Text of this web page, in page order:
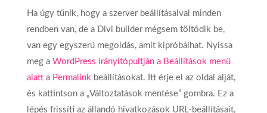
Ha úgy tűnik, hogy a szerver beállításaival minden
rendben van, de a Divi builder mégsem töltődik be,
van egy egyszerű megoldás, amit kipróbálhat. Nyissa
meg a WordPress irányítópultján a Beállítások menü
alatta Permalink beállításokat. Itt érje el az oldal alját,
és kattintson a „Változtatások mentése” gombra. Ez a
lépés frissíti az állandó hivatkozások URL-beállításait,